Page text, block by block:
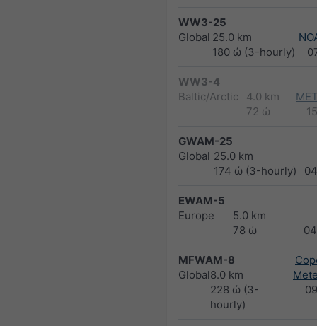
WW3-25
Global 25.0 km
180 ώ (3-hourly)
WW3-4
Baltic/Arctic
4.0 km
72 ώ
GWAM-25
Global 25.0 km
174 ώ (3-hourly)
EWAM-5
Europe
5.0 km
78 ώ
MFWAM-8
Global8.0 km
228 ώ (3-
hourly)